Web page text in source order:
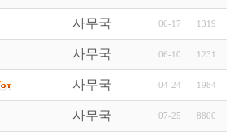
사무국 06-17 1319
사무국 06-10 1231
사무국 04-24 1984
사무국 07-25 8800